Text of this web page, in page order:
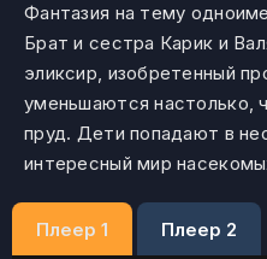
Фантазия на тему
Брат и сестра Карик и
эликсир, изобретенный
уменьшаются настолько,
пруд. Дети попадают в
интересный мир
Плеер 1 Плеер 2